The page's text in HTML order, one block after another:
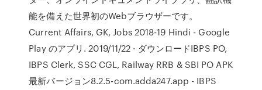
能を備えた世界初のWebブラウザーです。
Current Affairs, GK, Jobs 2018-19 Hindi - Google
Play のアプリ. 2019/11/22 · ダウンロードIBPS PO,
IBPS Clerk, SSC CGL, Railway RRB & SBI PO APK
最新バージョン8.2.5-com.adda247.app - IBPS